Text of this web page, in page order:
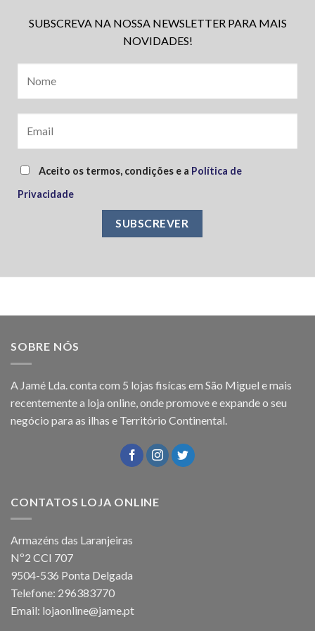
SUBSCREVA NA NOSSA NEWSLETTER PARA MAIS
NOVIDADES!
Aceito os termos, condições e a Política de
Privacidade
SOBRE NÓS
A Jamé Lda. conta com 5 lojas fisícas em São Miguel e mais
recentemente a loja online, onde promove e expande o seu
negócio para as ilhas e Território Continental.
CONTATOS LOJA ONLINE
Armazéns das Laranjeiras
Nº2 CCI 707
9504-536 Ponta Delgada
Telefone: 296383770
Email: lojaonline@jame.pt